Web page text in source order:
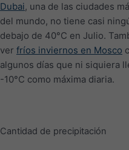
Dubai, una de las ciudades
del mundo, no tiene casi
debajo de 40°C en Julio.
ver fríos inviernos en Mosco
algunos días que ni siquiera
-10°C como máxima diaria.
Cantidad de precipitación